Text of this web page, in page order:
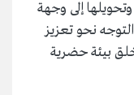
إلى وجهة
نحو تعزيز
بيئة حضرية